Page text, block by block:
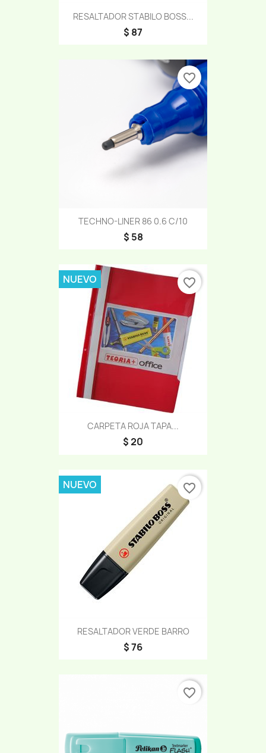
RESALTADOR STABILO BOSS...
$ 87
TECHNO-LINER 86 0.6 C/10
$ 58
favorite_border
CARPETA ROJA TAPA...
$ 20
NUEVO favorite_border
RESALTADOR VERDE BARRO
$ 76
NUEVO favorite_border
favorite_border